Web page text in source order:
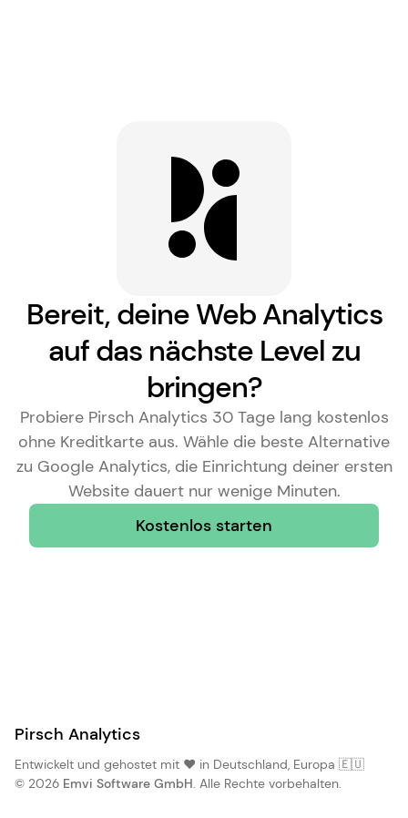
Bereit, deine Web Analytics
auf das nächste Level zu
bringen?
Probiere Pirsch Analytics 30 Tage lang kostenlos
ohne Kreditkarte aus. Wähle die beste Alternative
zu Google Analytics, die Einrichtung deiner ersten
Website dauert nur wenige Minuten.
Kostenlos starten
Pirsch Analytics
Entwickelt und gehostet mit ❤️ in Deutschland, Europa 🇪🇺
© 2026 Emvi Software GmbH. Alle Rechte vorbehalten.